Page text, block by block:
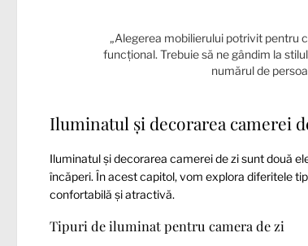
„Alegerea mobilierului potrivit pentru
funcțional. Trebuie să ne gândim la
numărul de
Iluminatul și decorarea camerei
Iluminatul și decorarea camerei de zi sunt două
încăperi. În acest capitol, vom explora diferitele
confortabilă și atractivă.
Tipuri de iluminat pentru camera de zi